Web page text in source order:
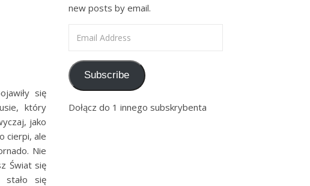
się
który
jako
cierpi, ale
Nie
Świat się
się
new posts by email.
Subscribe
Dołącz do 1 innego subskrybenta